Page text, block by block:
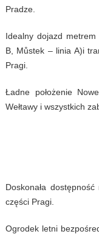
Pradze.
Idealny dojazd
B, Můstek – linia A)i
Pragi.
Ładne położenie
Wełtawy i wszystkich
Doskonała
części Pragi.
Ogrodek letni